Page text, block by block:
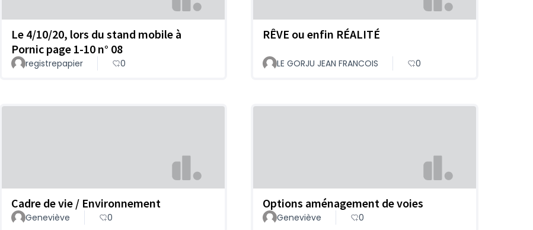
Le 4/10/20, lors du stand mobile à
Pornic page 1-10 n° 08
registrepapier 0
RÊVE ou enfin RÉALITÉ
LE GORJU JEAN FRANCOIS 0
Cadre de vie / Environnement
Geneviève 0
Options aménagement de voies
Geneviève 0